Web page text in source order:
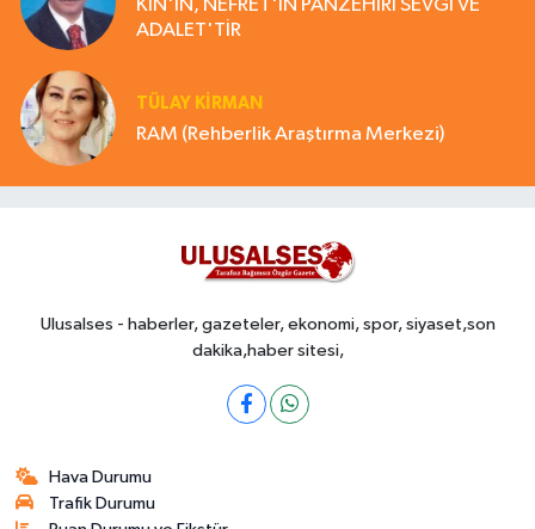
KİN'İN, NEFRET'İN PANZEHİRİ SEVGİ VE
ADALET'TİR
TÜLAY KİRMAN
RAM (Rehberlik Araştırma Merkezi)
Ulusalses - haberler, gazeteler, ekonomi, spor, siyaset,son
dakika,haber sitesi,
Hava Durumu
Trafik Durumu